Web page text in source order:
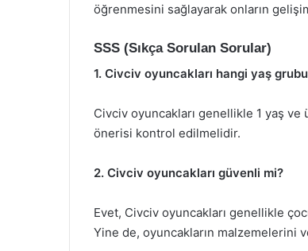
öğrenmesini sağlayarak onların
SSS (Sıkça Sorulan Sorular)
1. Civciv oyuncakları hangi yaş
Civciv oyuncakları genellikle 1 yaş
önerisi kontrol edilmelidir.
2. Civciv oyuncakları güvenli mi?
Evet, Civciv oyuncakları genellikle
Yine de, oyuncakların malzemelerini